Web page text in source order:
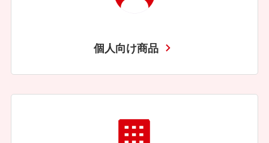
個人向け商品